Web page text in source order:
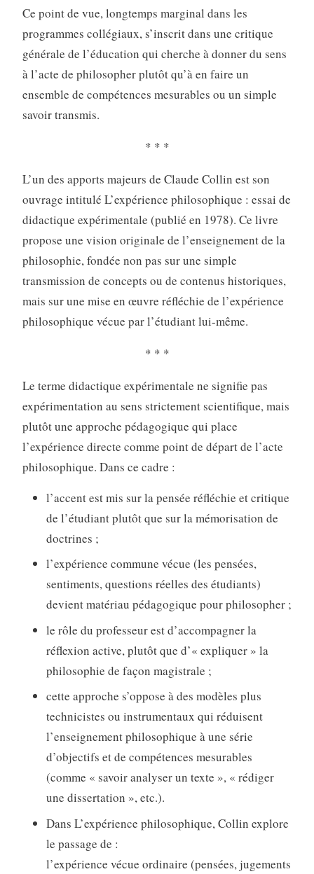
Ce point de vue, longtemps marginal dans les
programmes collégiaux, s’inscrit dans une critique
générale de l’éducation qui cherche à donner du sens
à l’acte de philosopher plutôt qu’à en faire un
ensemble de compétences mesurables ou un simple
savoir transmis.
* * *
L’un des apports majeurs de Claude Collin est son
ouvrage intitulé L’expérience philosophique : essai de
didactique expérimentale (publié en 1978). Ce livre
propose une vision originale de l’enseignement de la
philosophie, fondée non pas sur une simple
transmission de concepts ou de contenus historiques,
mais sur une mise en œuvre réfléchie de l’expérience
philosophique vécue par l’étudiant lui-même.
* * *
Le terme didactique expérimentale ne signifie pas
expérimentation au sens strictement scientifique, mais
plutôt une approche pédagogique qui place
l’expérience directe comme point de départ de l’acte
philosophique. Dans ce cadre :
l’accent est mis sur la pensée réfléchie et critique
de l’étudiant plutôt que sur la mémorisation de
doctrines ;
l’expérience commune vécue (les pensées,
sentiments, questions réelles des étudiants)
devient matériau pédagogique pour philosopher ;
le rôle du professeur est d’accompagner la
réflexion active, plutôt que d’« expliquer » la
philosophie de façon magistrale ;
cette approche s’oppose à des modèles plus
technicistes ou instrumentaux qui réduisent
l’enseignement philosophique à une série
d’objectifs et de compétences mesurables
(comme « savoir analyser un texte », « rédiger
une dissertation », etc.).
Dans L’expérience philosophique, Collin explore
le passage de :
l’expérience vécue ordinaire (pensées, jugements